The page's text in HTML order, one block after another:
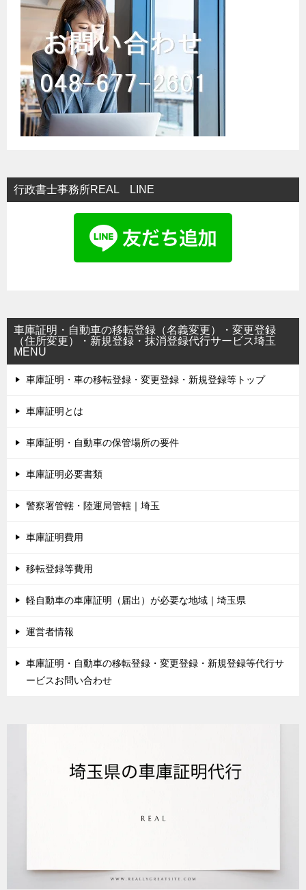
行政書士事務所REAL LINE
車庫証明・自動車の移転登録（名義変更）・変更登録
（住所変更）・新規登録・抹消登録代行サービス埼玉
MENU
車庫証明・車の移転登録・変更登録・新規登録等トップ
車庫証明とは
車庫証明・自動車の保管場所の要件
車庫証明必要書類
警察署管轄・陸運局管轄｜埼玉
車庫証明費用
移転登録等費用
軽自動車の車庫証明（届出）が必要な地域｜埼玉県
運営者情報
車庫証明・自動車の移転登録・変更登録・新規登録等代行サ
ービスお問い合わせ